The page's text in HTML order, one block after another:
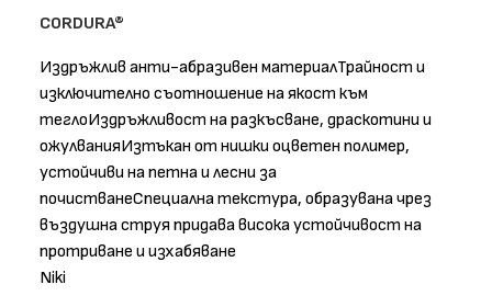
CORDURA®
Издръжлив анти-абразивен материалТрайност и
изключително съотношение на якост към
теглоИздръжливост на разкъсване, драскотини и
ожулванияИзтъкан от нишки оцветен полимер,
устойчиви на петна и лесни за
почистванеСпециална текстура, образувана чрез
въздушна струя придава висока устойчивост на
протриване и изхабяване
Niki